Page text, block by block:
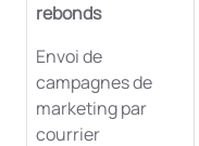
rebonds
Envoi de
campagnes de
marketing par
courrier